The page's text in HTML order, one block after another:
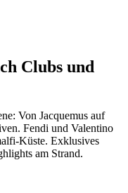
Clubs und
Von Jacquemus auf
Fendi und Valentino
Küste. Exklusives
am Strand.